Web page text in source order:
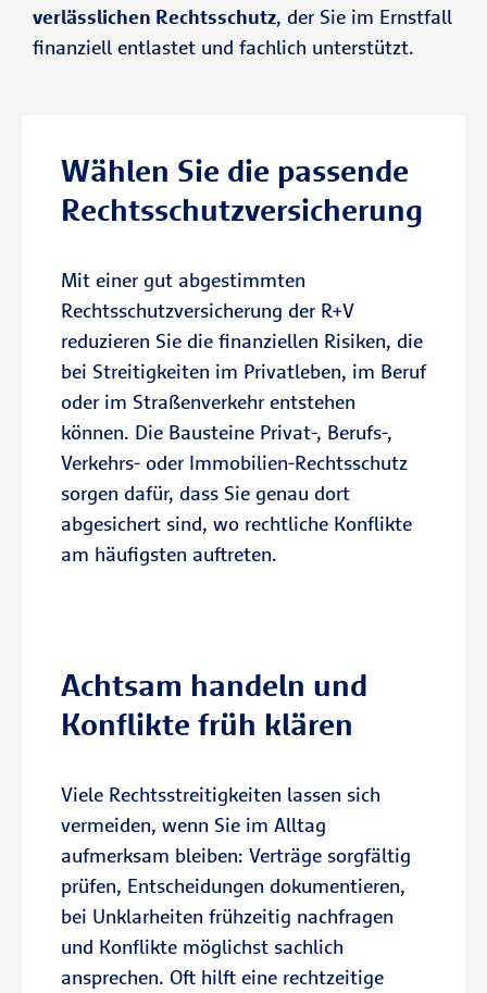
Telefonische Rechtsberatung und
rechtliche Orientierung und
unterstützt einvernehmliche
Zum Verkehrsrechtsschutz
Termin vereinbaren
So erhalten Sie rechtliche Unterstützung
genau dort, wo Konflikte häufig
Rechtsschutzes:
Konflikten rund um Ihr Objekt
Ganz gleich, ob es mit Vermieter,
Mieter, Nachbarn oder der
Hausverwaltung zu Konflikten
kommt: Der R+V-Immobilien-
Rechtsschutz schützt Sie bei
rechtlichen Auseinandersetzungen
rund um Haus, Wohnung oder
Grundstück.
Schutz für Mieter, Eigentümer und
vermietete Immobilien
abgeschlossen werden.
Kostenübernahme für anwaltliche
und gerichtliche Schritte
Die R+V übernimmt die gesetzlichen
Gebühren eines Rechtsverfahrens –
und gibt Ihnen im Streitfall
finanzielle Planungssicherheit.
verlässlichen Rechtsschutz, der Sie im Ernstfall
finanziell entlastet und fachlich unterstützt.
Wählen Sie die passende
Rechtsschutzversicherung
Mit einer gut abgestimmten
Rechtsschutzversicherung der R+V
reduzieren Sie die finanziellen Risiken, die
bei Streitigkeiten im Privatleben, im Beruf
oder im Straßenverkehr entstehen
können. Die Bausteine Privat-, Berufs-,
Verkehrs- oder Immobilien-Rechtsschutz
sorgen dafür, dass Sie genau dort
abgesichert sind, wo rechtliche Konflikte
am häufigsten auftreten.
Achtsam handeln und
Konflikte früh klären
Viele Rechtsstreitigkeiten lassen sich
vermeiden, wenn Sie im Alltag
aufmerksam bleiben: Verträge sorgfältig
prüfen, Entscheidungen dokumentieren,
bei Unklarheiten frühzeitig nachfragen
und Konflikte möglichst sachlich
ansprechen. Oft hilft eine rechtzeitige